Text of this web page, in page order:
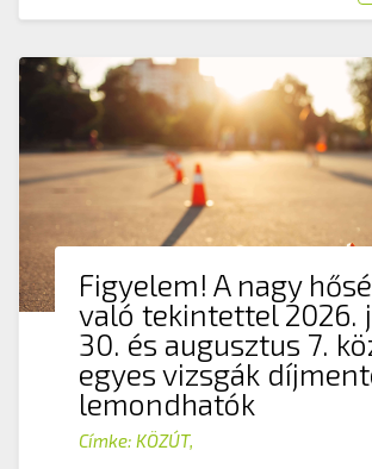
Figyelem! A nagy
való tekintettel 2026.
30. és augusztus 7.
egyes vizsgák
lemondhatók
Címke: KÖZÚT,